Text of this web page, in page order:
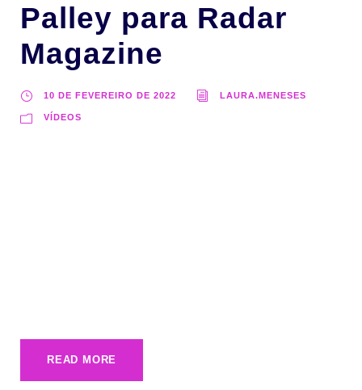
Palley para Radar
Magazine
10 DE FEVEREIRO DE 2022 LAURA.MENESES
VÍDEOS
READ MORE